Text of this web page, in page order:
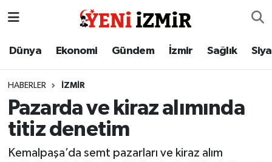
Dünya Ekonomi Gündem İzmir Sağlık
HABERLER İZMIR
Pazarda ve kiraz alımında
titiz denetim
Kemalpaşa’da semt pazarları ve kiraz alım
Dünya
Gündem
İzmir
İzmir Nöbetçi Eczaneler
İzmir Namaz Vakitleri
İzmir Trafik Yoğunluk Haritası